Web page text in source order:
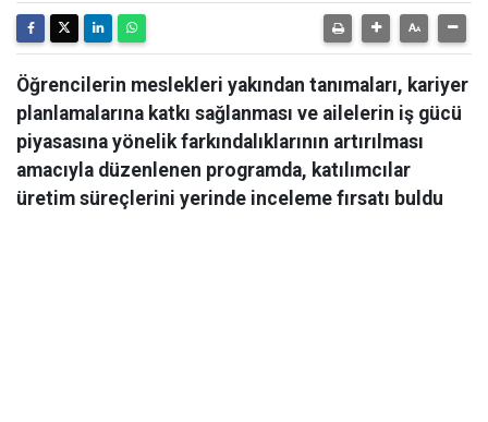
Öğrencilerin meslekleri yakından tanımaları, kariyer
planlamalarına katkı sağlanması ve ailelerin iş gücü
piyasasına yönelik farkındalıklarının artırılması
amacıyla düzenlenen programda, katılımcılar
üretim süreçlerini yerinde inceleme fırsatı buldu